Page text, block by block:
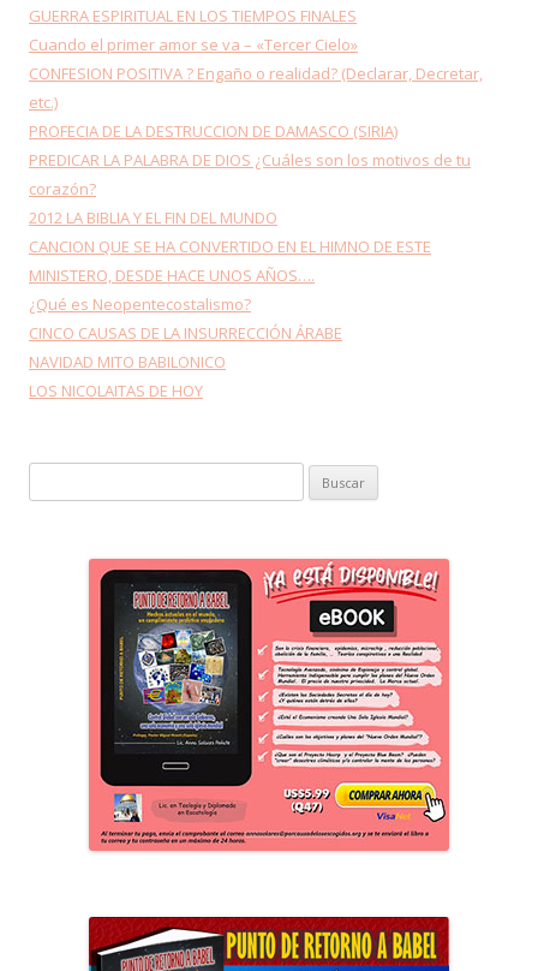
GUERRA ESPIRITUAL EN LOS TIEMPOS FINALES
Cuando el primer amor se va – «Tercer Cielo»
CONFESION POSITIVA ? Engaño o realidad? (Declarar, Decretar,
etc.)
PROFECIA DE LA DESTRUCCION DE DAMASCO (SIRIA)
PREDICAR LA PALABRA DE DIOS ¿Cuáles son los motivos de tu
corazón?
2012 LA BIBLIA Y EL FIN DEL MUNDO
CANCION QUE SE HA CONVERTIDO EN EL HIMNO DE ESTE
MINISTERO, DESDE HACE UNOS AÑOS….
¿Qué es Neopentecostalismo?
CINCO CAUSAS DE LA INSURRECCIÓN ÁRABE
NAVIDAD MITO BABILONICO
LOS NICOLAITAS DE HOY